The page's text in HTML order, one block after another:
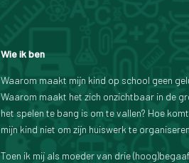
Wie ik ben
Waarom maakt mijn kind op school geen
Waarom maakt het zich onzichtbaar in de
het spelen te bang is om te vallen? Hoe
mijn kind niet om zijn huiswerk te
Toen ik mij als moeder van drie